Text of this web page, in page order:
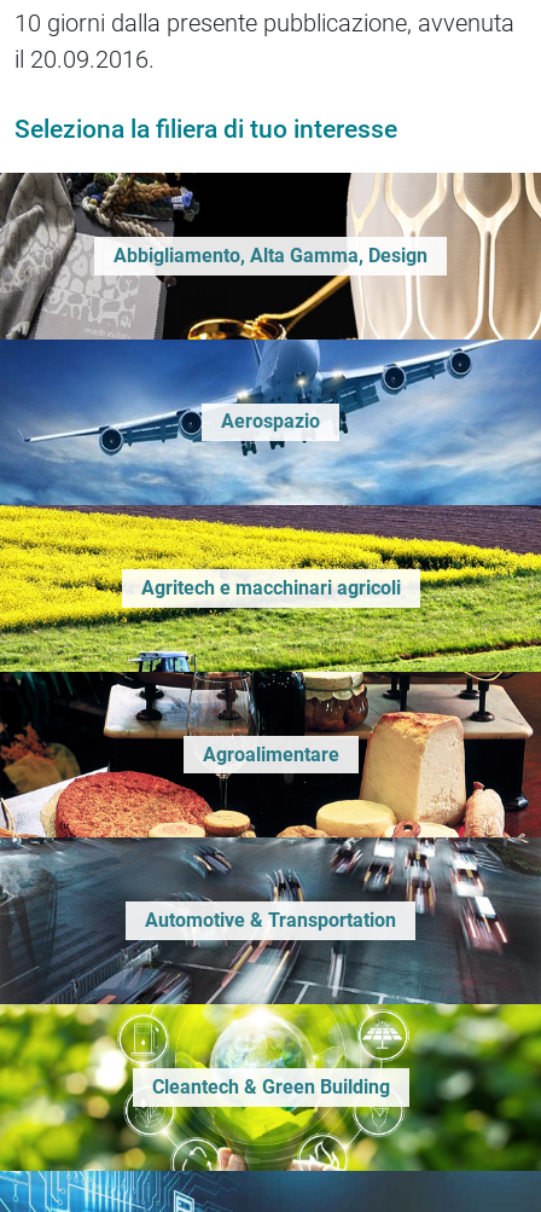
10 giorni dalla presente pubblicazione, avvenuta
il 20.09.2016.
Seleziona la filiera di tuo interesse
Abbigliamento, Alta Gamma, Design
Aerospazio
Agritech e macchinari agricoli
Agroalimentare
Automotive & Transportation
Cleantech & Green Building